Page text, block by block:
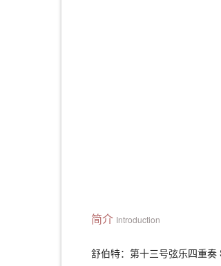
简介 Introduction
舒伯特：第十三号弦乐四重